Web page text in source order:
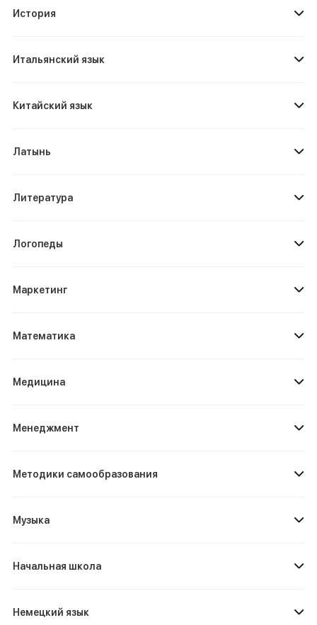
История
Итальянский язык
Китайский язык
Латынь
Литература
Логопеды
Маркетинг
Математика
Медицина
Менеджмент
Методики самообразования
Музыка
Начальная школа
Немецкий язык